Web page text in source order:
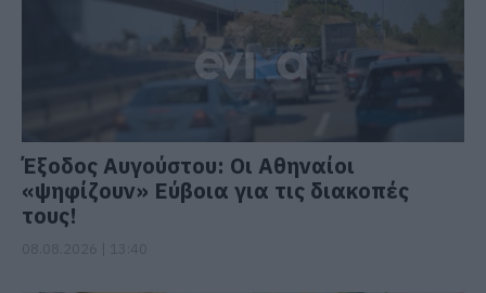
Έξοδος Αυγούστου: Οι Αθηναίοι
«ψηφίζουν» Εύβοια για τις διακοπές
τους!